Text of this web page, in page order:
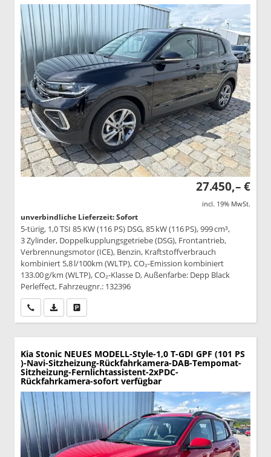
27.450,– €
incl. 19% MwSt.
unverbindliche Lieferzeit: Sofort
5-türig, 1,0 TSI 85 KW (116 PS) DSG, 85 kW (116 PS), 999 cm³,
3 Zylinder, Doppelkupplungsgetriebe (DSG), Frontantrieb,
Verbrennungsmotor (ICE), Benzin, Kraftstoffverbrauch
kombiniert 5,8 l/100km (WLTP), CO₂-Emission kombiniert
133.00 g/km (WLTP), CO₂-Klasse D, Außenfarbe: Depp Black
Perleffect, Fahrzeugnr.: 132396
Wir rufen Sie anPDF-Datei, Fahrzeugexposé drucken
Kia Stonic NEUES MODELL-Style-1,0 T-GDI GPF (101 PS
)-Navi-Sitzheizung-Rückfahrkamera-DAB-Tempomat-
Sitzheizung-Fernlichtassistent-2xPDC-
Rückfahrkamera-sofort verfügbar